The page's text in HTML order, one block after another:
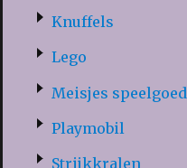
Knuffels
Lego
Meisjes speelgoed
Playmobil
Strijkkralen